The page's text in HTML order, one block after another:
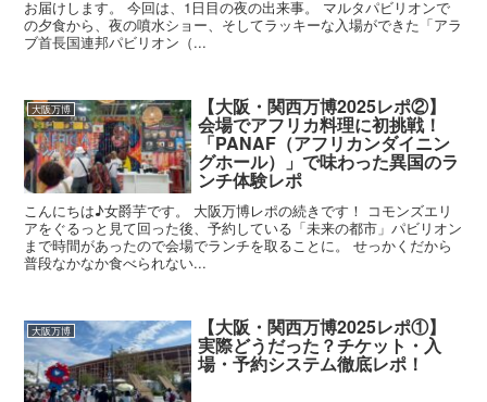
お届けします。 今回は、1日目の夜の出来事。 マルタパビリオンで
の夕食から、夜の噴水ショー、そしてラッキーな入場ができた「アラ
ブ首長国連邦パビリオン（...
大阪万博 【大阪・関西万博2025レポ②】
会場でアフリカ料理に初挑戦！
「PANAF（アフリカンダイニン
グホール）」で味わった異国のラ
ンチ体験レポ
こんにちは♪女爵芋です。 大阪万博レポの続きです！ コモンズエリ
アをぐるっと見て回った後、予約している「未来の都市」パビリオン
まで時間があったので会場でランチを取ることに。 せっかくだから
普段なかなか食べられない...
大阪万博 【大阪・関西万博2025レポ①】
実際どうだった？チケット・入
場・予約システム徹底レポ！